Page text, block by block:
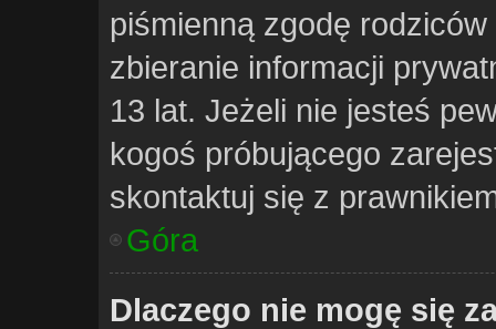
piśmienną zgodę
zbieranie informacji
13 lat. Jeżeli nie jesteś
kogoś próbującego
skontaktuj się z
Góra
Dlaczego nie mogę się